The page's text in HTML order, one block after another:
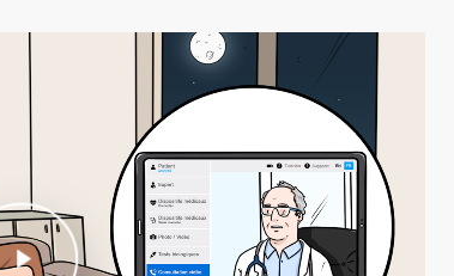
Play Video
Play Video